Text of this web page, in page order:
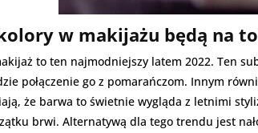
w makijażu będą na
to ten najmodniejszy latem 2022. Ten
połączenie go z pomarańczom. Innym
że barwa to świetnie wygląda z letnimi
brwi. Alternatywą dla tego trendu jest